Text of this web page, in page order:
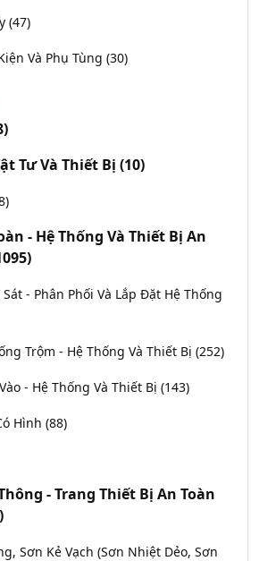
(47)
Và Phụ Tùng (30)
Tư Và Thiết Bị (10)
- Hệ Thống Và Thiết Bị An
- Phân Phối Và Lắp Đặt Hệ Thống
Trộm - Hệ Thống Và Thiết Bị (252)
- Hệ Thống Và Thiết Bị (143)
Hình (88)
- Trang Thiết Bị An Toàn
Sơn Kẻ Vạch (Sơn Nhiệt Dẻo, Sơn